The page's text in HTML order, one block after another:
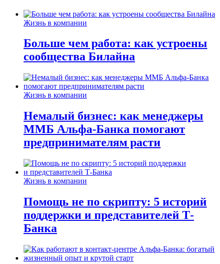
Жизнь в компании
Больше чем работа: как устроены
сообщества Билайна
Жизнь в компании
Немалый бизнес: как менеджеры
ММБ Альфа-Банка помогают
предпринимателям расти
Жизнь в компании
Помощь не по скрипту: 5 историй
поддержки и представителей Т-
Банка